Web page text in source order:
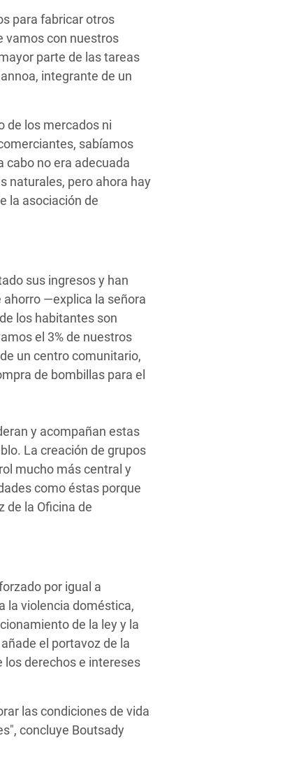
para fabricar otros
vamos con nuestros
parte de las tareas
integrante de un
de los mercados ni
sabíamos
cabo no era adecuada
naturales, pero ahora hay
la asociación de
sus ingresos y han
ahorro —explica la señora
los habitantes son
el 3% de nuestros
un centro comunitario,
de bombillas para el
y acompañan estas
La creación de grupos
mucho más central y
como éstas porque
de la Oficina de
por igual a
la violencia doméstica,
de la ley y la
el portavoz de la
los derechos e intereses
las condiciones de vida
concluye Boutsady